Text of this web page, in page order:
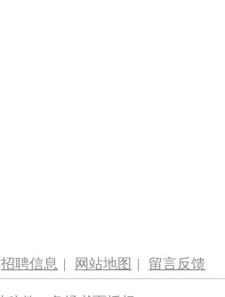
招聘信息 | 网站地图 | 留言反馈